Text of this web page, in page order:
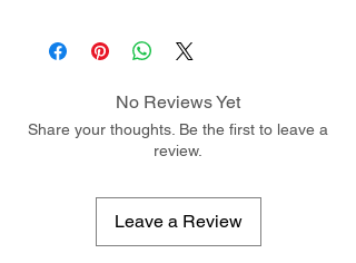
No Reviews Yet
Share your thoughts. Be the first to leave a
review.
Leave a Review